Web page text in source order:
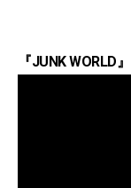
『JUNK WORLD』